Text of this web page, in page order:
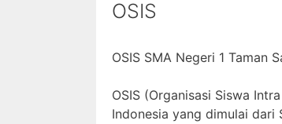
OSIS
OSIS SMA Negeri 1 Taman
OSIS (Organisasi Siswa
Indonesia yang dimulai dari